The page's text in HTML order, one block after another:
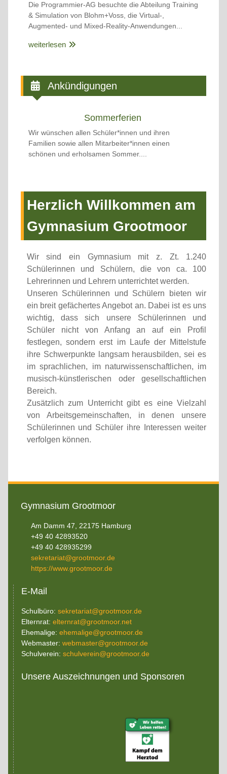
Die Programmier-AG besuchte die Abteilung Training
& Simulation von Blohm+Voss, die Virtual-,
Augmented- und Mixed-Reality-Anwendungen...
weiterlesen
Ankündigungen
Sommerferien
Wir wünschen allen Schüler*innen und ihren
Familien sowie allen Mitarbeiter*innen einen
schönen und erholsamen Sommer....
Herzlich Willkommen am
Gymnasium Grootmoor
Wir sind ein Gymnasium mit z. Zt. 1.240
Schülerinnen und Schülern, die von ca. 100
Lehrerinnen und Lehrern unterrichtet werden.
Unseren Schülerinnen und Schülern bieten wir
ein breit gefächertes Angebot an. Dabei ist es uns
wichtig, dass sich unsere Schülerinnen und
Schüler nicht von Anfang an auf ein Profil
festlegen, sondern erst im Laufe der Mittelstufe
ihre Schwerpunkte langsam herausbilden, sei es
im sprachlichen, im naturwissenschaftlichen, im
musisch-künstlerischen oder gesellschaftlichen
Bereich.
Zusätzlich zum Unterricht gibt es eine Vielzahl
von Arbeitsgemeinschaften, in denen unsere
Schülerinnen und Schüler ihre Interessen weiter
verfolgen können.
Gymnasium Grootmoor
Am Damm 47, 22175 Hamburg
+49 40 42893520
+49 40 428935299
sekretariat@grootmoor.de
https://www.grootmoor.de
E-Mail
Schulbüro: sekretariat@grootmoor.de
Elternrat: elternrat@grootmoor.net
Ehemalige: ehemalige@grootmoor.de
Webmaster: webmaster@grootmoor.de
Schulverein: schulverein@grootmoor.de
Unsere Auszeichnungen und Sponsoren